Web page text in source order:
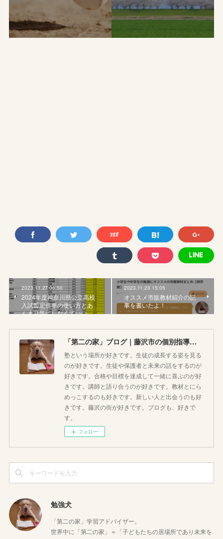
2023.11.27 06:50
2024年度神奈川県公立高校
入試暫定倍率の使い方とあ
んまり気にしなくていい…
2023.11.23 15:05
オススメ市販教材紹介の記
事を書いたよ！
「第二の家」ブログ｜藤沢市の個別指導塾のお話
塾という場所が好きです。生徒の成長する姿を見る
のが好きです。生徒や保護者と未来の話をするのが
好きです。合格や目標を達成して一緒に喜ぶのが好
きです。講師と語り合うのが好きです。教材とにら
めっこするのも好きです。新しい人と出会うのも好
きです。藤沢の街が好きです。ブログも、好きで
す。
フォロー
勉強犬
「第二の家」学習アドバイザー。
世界中に「第二の家」＝「子どもたちの居場所であり未来を